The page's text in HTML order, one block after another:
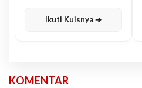
Ikuti Kuisnya ➔
KOMENTAR